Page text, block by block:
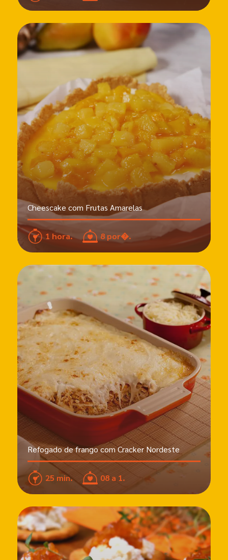
Cheescake com Frutas Amarelas
1 hora. 8 por�.
Refogado de frango com Cracker Nordeste
25 min. 08 a 1.